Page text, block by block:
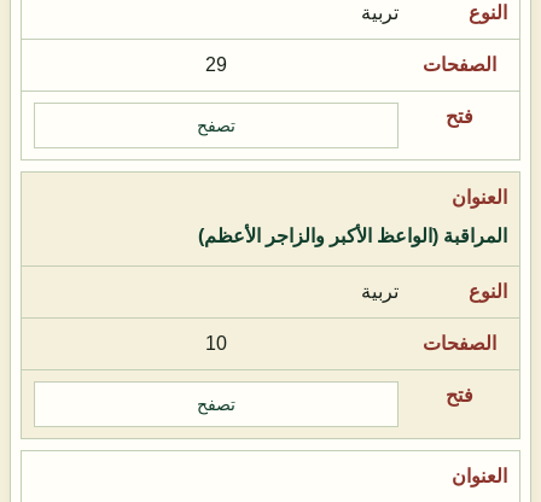
تربية
29
تصفح
المراقبة (الواعظ الأكبر والزاجر الأعظم)
تربية
10
تصفح